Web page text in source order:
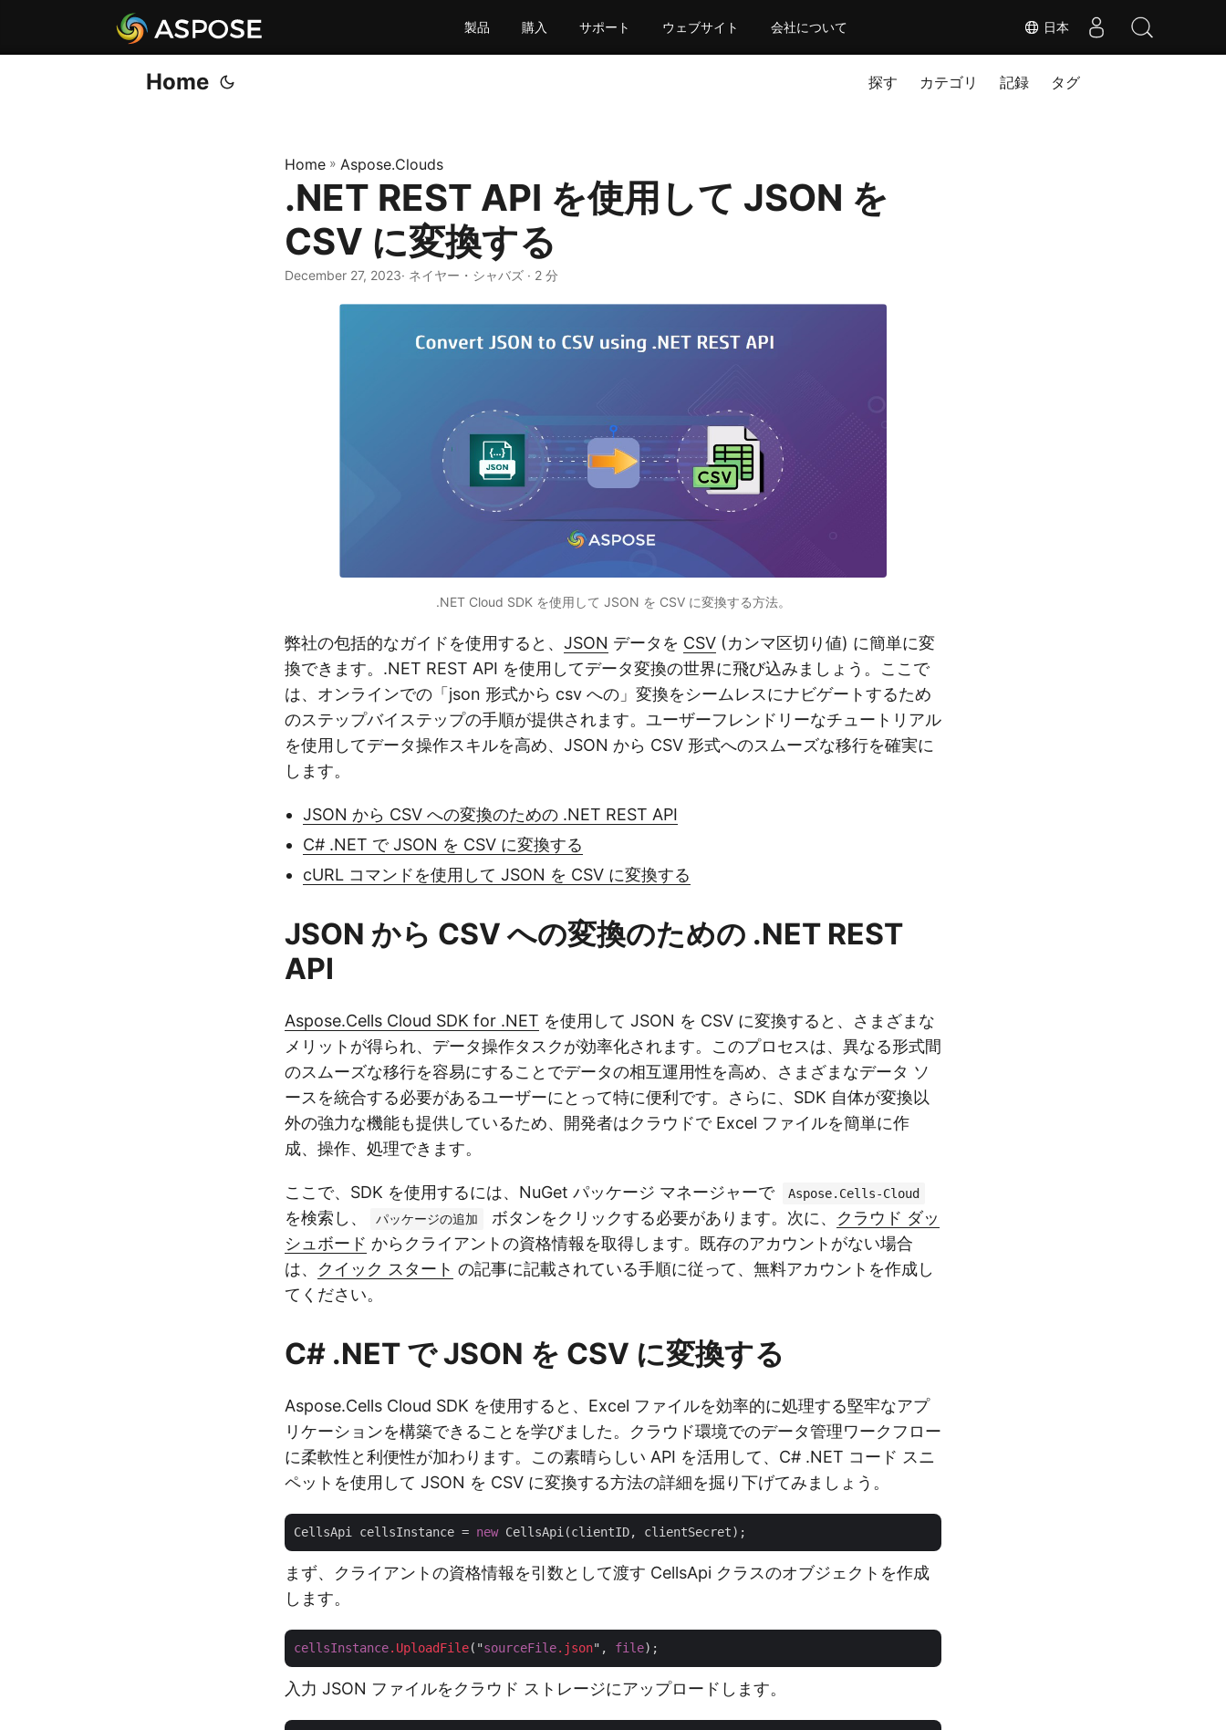
日本
製品 購入 サポート ウェブサイト 会社について
Home 探す カテゴリ 記録 タグ
Home » Aspose.Clouds
.NET REST API を使用して JSON を
CSV に変換する
December 27, 2023· ネイヤー・シャバズ · 2 分
.NET Cloud SDK を使用して JSON を CSV に変換する方法。
弊社の包括的なガイドを使用すると、 JSON データを CSV (カンマ区切り値) に簡単に変
換できます。.NET REST API を使用してデータ変換の世界に飛び込みましょう。ここで
は、オンラインでの「json 形式から csv への」変換をシームレスにナビゲートするため
のステップバイステップの手順が提供されます。ユーザーフレンドリーなチュートリアル
を使用してデータ操作スキルを高め、JSON から CSV 形式へのスムーズな移行を確実に
します。
JSON から CSV への変換のための .NET REST API
C# .NET で JSON を CSV に変換する
cURL コマンドを使用して JSON を CSV に変換する
JSON から CSV への変換のための .NET REST
API
Aspose.Cells Cloud SDK for .NET を使用して JSON を CSV に変換すると、さまざまな
メリットが得られ、データ操作タスクが効率化されます。このプロセスは、異なる形式間
のスムーズな移行を容易にすることでデータの相互運用性を高め、さまざまなデータ ソ
ースを統合する必要があるユーザーにとって特に便利です。さらに、SDK 自体が変換以
外の強力な機能も提供しているため、開発者はクラウドで Excel ファイルを簡単に作
成、操作、処理できます。
ここで、SDK を使用するには、NuGet パッケージ マネージャーで Aspose.Cells-Cloud
を検索し、 パッケージの追加 ボタンをクリックする必要があります。次に、 クラウド ダッ
シュボード からクライアントの資格情報を取得します。既存のアカウントがない場合
は、 クイック スタート の記事に記載されている手順に従って、無料アカウントを作成し
てください。
C# .NET で JSON を CSV に変換する
Aspose.Cells Cloud SDK を使用すると、Excel ファイルを効率的に処理する堅牢なアプ
リケーションを構築できることを学びました。クラウド環境でのデータ管理ワークフロー
に柔軟性と利便性が加わります。この素晴らしい API を活用して、C# .NET コード スニ
ペットを使用して JSON を CSV に変換する方法の詳細を掘り下げてみましょう。
CellsApi cellsInstance = new
まず、クライアントの資格情報を引数として渡す CellsApi クラスのオブジェクトを作成
します。
cellsInstance.UploadFile("sourceFile.json", file
入力 JSON ファイルをクラウド ストレージにアップロードします。